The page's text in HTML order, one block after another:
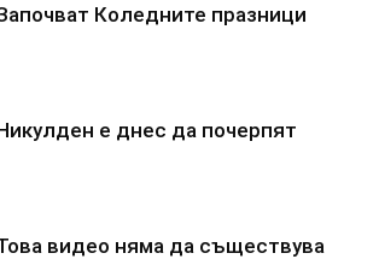
Коледните празници
е днес да почерпят
видео няма да съществува